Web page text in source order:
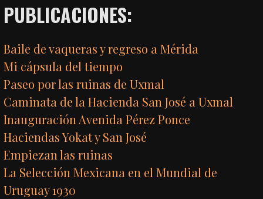
PUBLICACIONES:
Baile de vaqueras y regreso a Mérida
Mi cápsula del tiempo
Paseo por las ruinas de Uxmal
Caminata de la Hacienda San José a Uxmal
Inauguración Avenida Pérez Ponce
Haciendas Yokat y San José
Empiezan las ruinas
La Selección Mexicana en el Mundial de
Uruguay 1930